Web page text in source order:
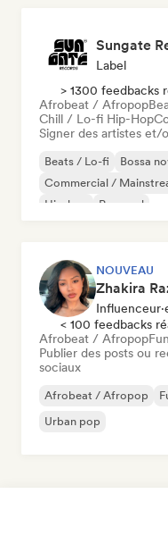
Sungate
Label
> 1300 feedbacks
Afrobeat / Afropop
Chill / Lo-fi Hip-Hop
Signer des artistes et/
Beats / Lo-fi Bossa
Commercial /
Hip-hop
Pop soul
NOUVEAU
Zhakira
< 100 feedbacks
Afrobeat / Afropop
Publier des posts ou
sociaux
Afrobeat / Afropop
Urban pop